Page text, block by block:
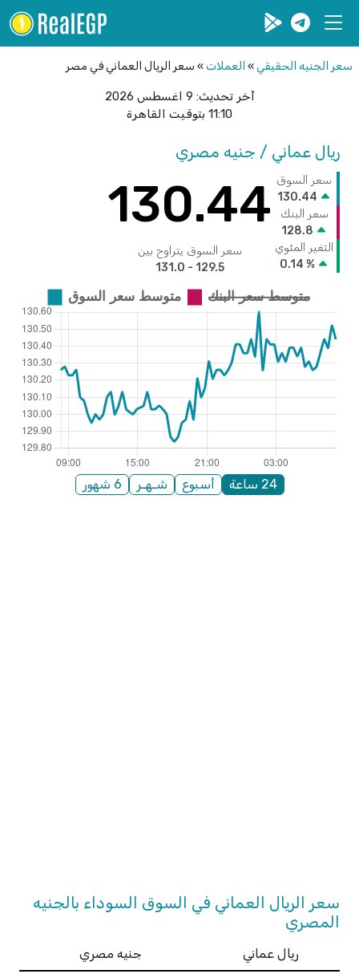
سعر الجنيه الحقيقي» العملات» سعر الريال العماني في مصر
آخر تحديث: 9 اغسطس 2026
11:10 بتوقيت القاهرة
ريال عماني / جنيه مصري
سعر السوق
130.44
سعر البنك
128.8
التغير المئوي
0.14 %
130.44
سعر السوق يتراوح بين
129.5 - 131.0
24 ساعة أسبوع شـهـر 6 شهور
سعر الريال العماني في السوق السوداء بالجنيه
المصري
ريال عماني جنيه مصري